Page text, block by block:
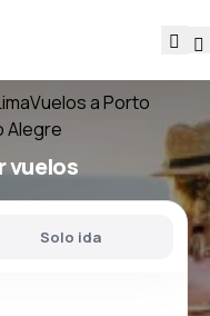
Vuelos a Porto
Alegre
vuelos
Solo ida